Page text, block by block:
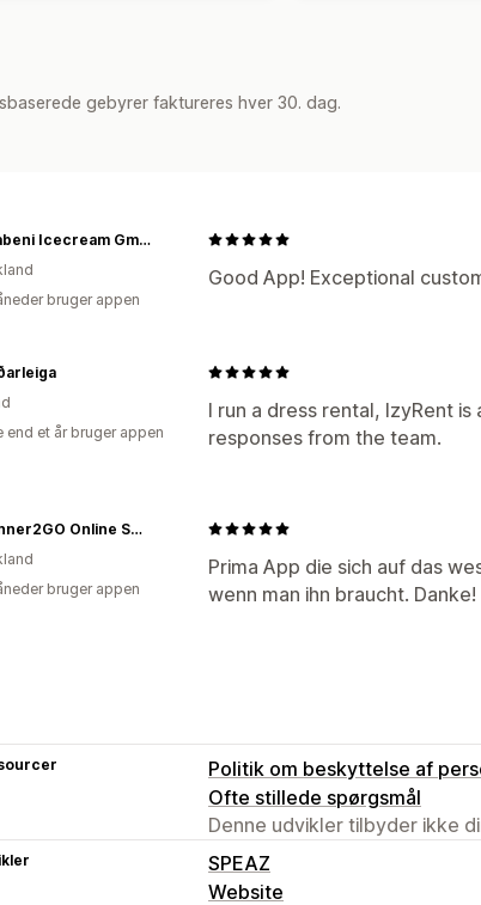
gebyrer faktureres hver 30. dag.
Good App! Exceptional
Ballabeni Icecream GmbH
bruger appen
I run a dress rental, IzyRent
responses from the team.
end et år bruger appen
Prima App die sich auf das
wenn man ihn braucht. Danke!
Scanner2GO Online Shop
bruger appen
Politik om beskyttelse af
Ofte stillede spørgsmål
Denne udvikler tilbyder ikke
SPEAZ
Website